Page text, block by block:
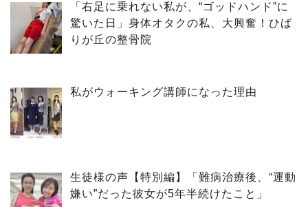
「右足に乗れない私が、“ゴッドハンド”に
驚いた日」身体オタクの私、大興奮！ひば
りが丘の整骨院
私がウォーキング講師になった理由
生徒様の声【特別編】「難病治療後、“運動
嫌い”だった彼女が5年半続けたこと」